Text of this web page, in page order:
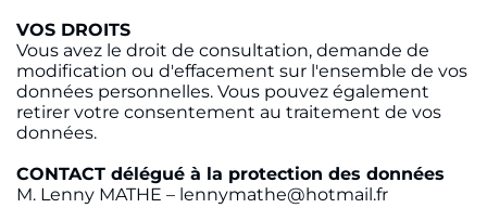
VOS DROITS
Vous avez le droit de consultation, demande de
modification ou d'effacement sur l'ensemble de vos
données personnelles. Vous pouvez également
retirer votre consentement au traitement de vos
données.
CONTACT délégué à la protection des données
M. Lenny MATHE – lennymathe@hotmail.fr